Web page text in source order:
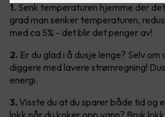
1.Senk temperaturen hjemme der
grad man senker temperaturen,
med ca 5% - det blir det penger av!
2. Er du glad i å dusje lenge? Selv
diggere med lavere strømregning!
energi.
3. Visste du at du sparer både tid og
lokk når du koker opp vann? Bruk